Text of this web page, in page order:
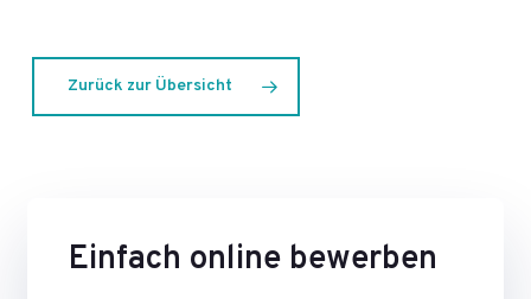
Zurück zur Übersicht
Einfach online bewerben